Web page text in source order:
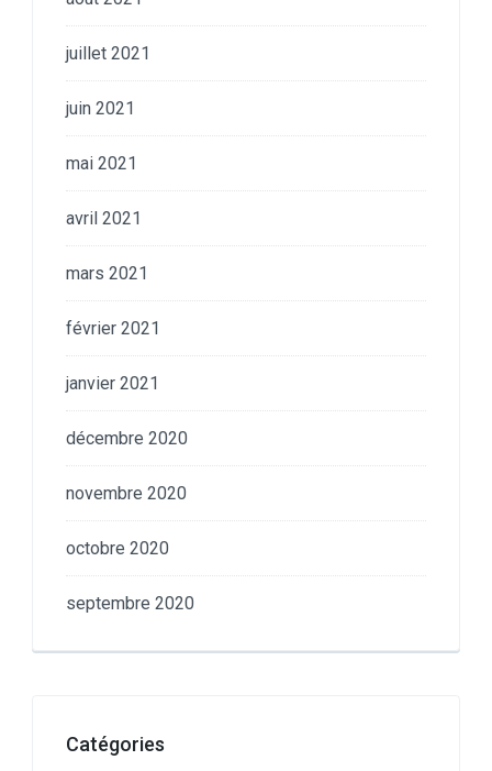
juillet 2021
juin 2021
mai 2021
avril 2021
mars 2021
février 2021
janvier 2021
décembre 2020
novembre 2020
octobre 2020
septembre 2020
Catégories